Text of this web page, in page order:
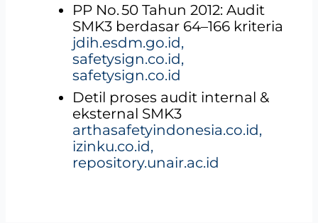
PP No. 50 Tahun 2012: Audit
SMK3 berdasar 64–166 kriteria
jdih.esdm.go.id,
safetysign.co.id,
safetysign.co.id
Detil proses audit internal &
eksternal SMK3
arthasafetyindonesia.co.id,
izinku.co.id,
repository.unair.ac.id